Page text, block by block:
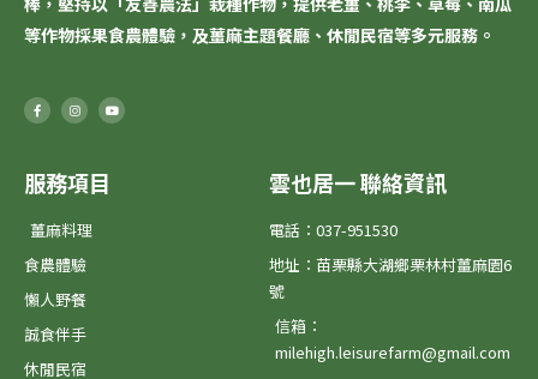
等作物採果食農體驗，及薑麻主題餐廳、休閒民宿等多元服務。
F
a
c
o
k
-
I
n
s
r
a
m
Y
o
u
服務項目
薑麻料理
食農體驗
懶人野餐
誠食伴手
休閒民宿
雲也居一 聯絡資訊
電話：037-951530
地址：苗栗縣大湖鄉栗林村薑麻園6
號
信箱：
milehigh.leisurefarm@gmail.com